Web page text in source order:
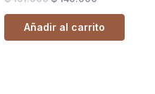
Añadir al carrito